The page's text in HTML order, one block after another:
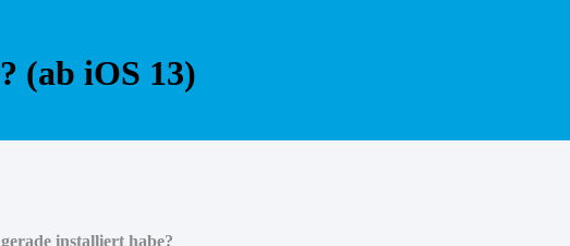
(ab iOS 13)
installiert habe?